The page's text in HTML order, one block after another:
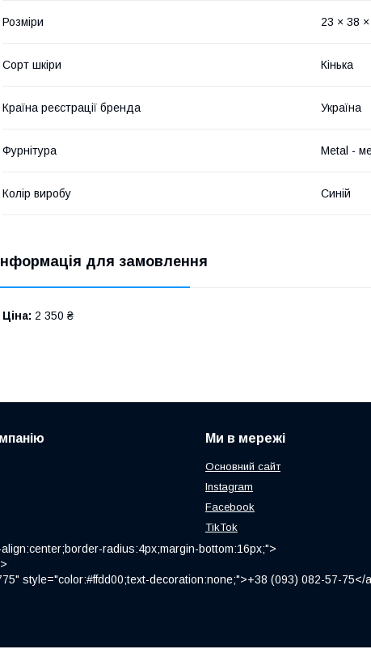
Розміри 23 × 38 ×
Сорт шкіри Кінька
Країна реєстрації бренда Україна
Фурнітура Metal -
Колір виробу Синій
для замовлення
Ціна: 2 350 ₴
Ми в мережі
Основний сайт
Instagram
Facebook
TikTok
radius:4px;margin-bottom:16px;">
style="color:#ffdd00;text-decoration:none;">+38 (093) 082-57-